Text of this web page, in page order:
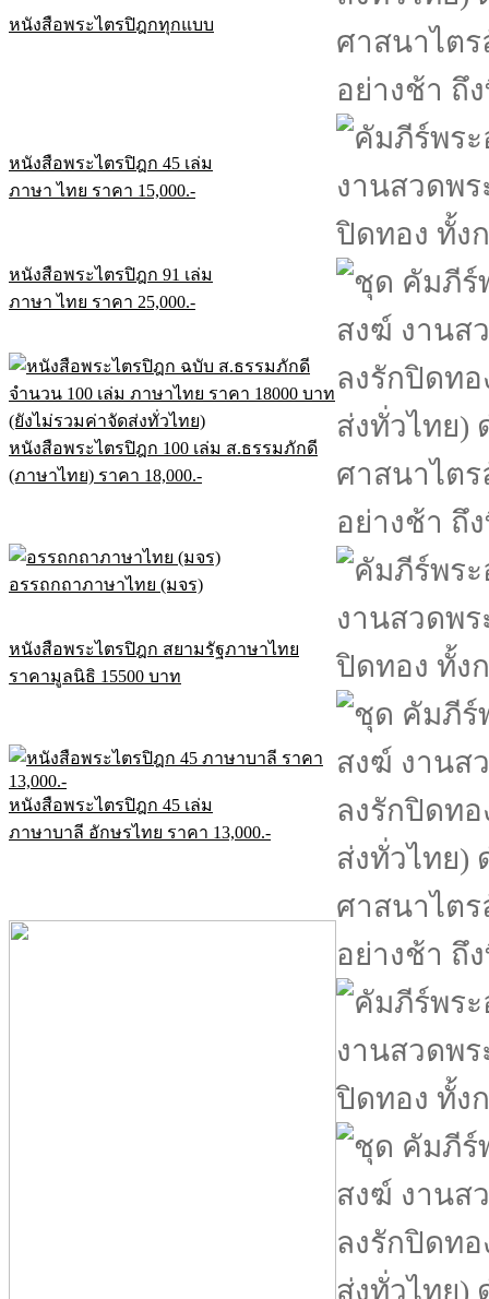
หนังสือพระไตรปิฎกทุกแบบ
หนังสือพระไตรปิฎก 45 เล่ม
ภาษา ไทย ราคา 15,000.-
หนังสือพระไตรปิฎก 91 เล่ม
ภาษา ไทย ราคา 25,000.-
หนังสือพระไตรปิฎก 100 เล่ม ส.ธรรมภักดี
(ภาษาไทย) ราคา 18,000.-
อรรถกถาภาษาไทย (มจร)
หนังสือพระไตรปิฎก สยามรัฐภาษาไทย
ราคามูลนิธิ 15500 บาท
หนังสือพระไตรปิฎก 45 เล่ม
ภาษาบาลี อักษรไทย ราคา 13,000.-